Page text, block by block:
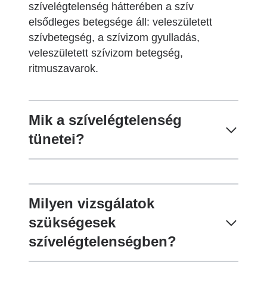
szívelégtelenség hátterében a szív
elsődleges betegsége áll: veleszületett
szívbetegség, a szívizom gyulladás,
veleszületett szívizom betegség,
ritmuszavarok.
Mik a szívelégtelenség
tünetei?
Milyen vizsgálatok
szükségesek
szívelégtelenségben?